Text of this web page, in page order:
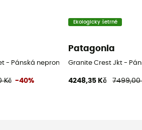
- Pánská nepromokavá bunda
Kč -40%
Ekologicky šetrné
Patagonia
Granite Crest Jkt -
4248,35 Kč 7499,00